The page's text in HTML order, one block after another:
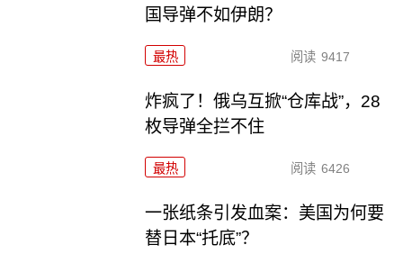
国导弹不如伊朗？
最热 阅读 9417
炸疯了！俄乌互掀“仓库战”，28
枚导弹全拦不住
最热 阅读 6426
一张纸条引发血案：美国为何要
替日本“托底”？